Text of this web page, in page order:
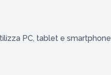
PC, tablet e smartphone